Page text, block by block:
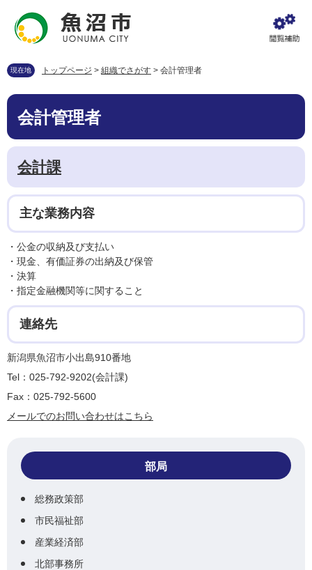
先
で
を
ば
本
文
現在地 トップページ > 組織でさがす > 会計管理者
本
会計管理者
会計課
主な業務内容
・公金の収納及び支払い
・現金、有価証券の出納及び保管
・決算
・指定金融機関等に関すること
連絡先
新潟県魚沼市小出島910番地
Tel：025-792-9202 会計課
Fax：025-792-5600
メールでのお問い合わせはこちら
部局
総務政策部
市民福祉部
産業経済部
北部事務所